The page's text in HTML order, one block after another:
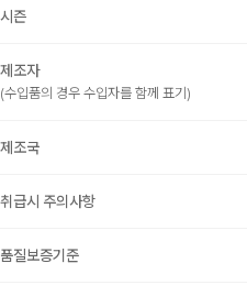
시즌
제조자
(수입품의 경우 수입자를 함께 표기)
제조국
취급시 주의사항
품질보증기준